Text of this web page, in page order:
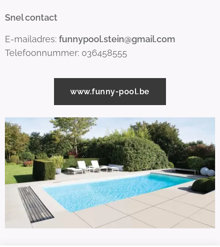
Snel contact
E-mailadres: funnypool.stein@gmail.com
Telefoonnummer: 036458555
www.funny-pool.be